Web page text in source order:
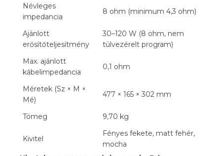
Névleges
impedancia
8 ohm (minimum 4,3 ohm)
Ajánlott
erősítőteljesítmény
30–120 W (8 ohm, nem
túlvezérelt program)
Max. ajánlott
kábelimpedancia
0,1 ohm
Méretek (Sz × M ×
Mé)
477 × 165 × 302 mm
Tömeg 9,70 kg
Kivitel
Fényes fekete, matt fehér,
mocha